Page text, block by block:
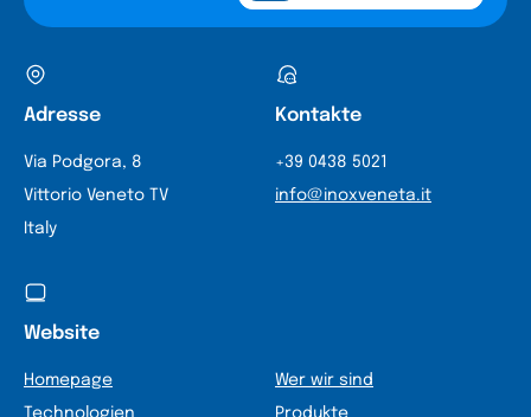
Adresse
Via Podgora, 8
Vittorio Veneto TV
Italy
Kontakte
+39 0438 5021
info@inoxveneta.it
Website
Homepage
Wer wir sind